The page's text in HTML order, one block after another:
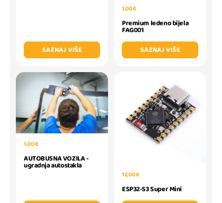
SAZNAJ VIŠE
1,00 €
Premium ledeno bijela
FAG001
SAZNAJ VIŠE
1,00 €
AUTOBUSNA VOZILA -
ugradnja autostakla
12,00 €
ESP32-S3 Super Mini